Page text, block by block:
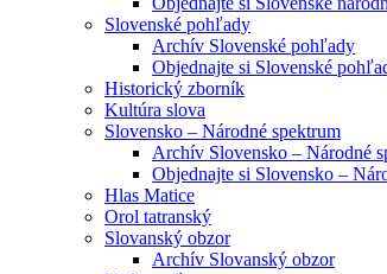
Slovenské pohľady
Archív Slovenské pohľady
Objednajte si Slovenské
Historický zborník
Kultúra slova
Slovensko – Národné spektrum
Archív Slovensko – Národné
Objednajte si Slovensko –
Hlas Matice
Orol tatranský
Slovanský obzor
Archív Slovanský obzor